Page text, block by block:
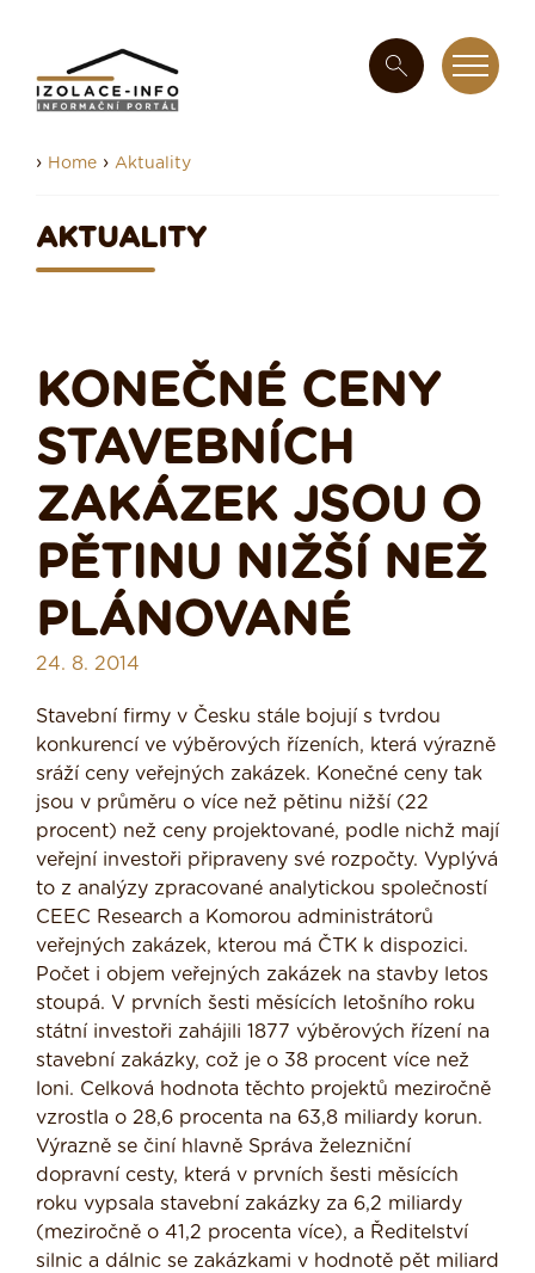
› Home › Aktuality
AKTUALITY
KONEČNÉ CENY
STAVEBNÍCH
ZAKÁZEK JSOU O
PĚTINU NIŽŠÍ NEŽ
PLÁNOVANÉ
24. 8. 2014
Stavební firmy v Česku stále bojují s tvrdou
konkurencí ve výběrových řízeních, která výrazně
sráží ceny veřejných zakázek. Konečné ceny tak
jsou v průměru o více než pětinu nižší (22
procent) než ceny projektované, podle nichž mají
veřejní investoři připraveny své rozpočty. Vyplývá
to z analýzy zpracované analytickou společností
CEEC Research a Komorou administrátorů
veřejných zakázek, kterou má ČTK k dispozici.
Počet i objem veřejných zakázek na stavby letos
stoupá. V prvních šesti měsících letošního roku
státní investoři zahájili 1877 výběrových řízení na
stavební zakázky, což je o 38 procent více než
loni. Celková hodnota těchto projektů meziročně
vzrostla o 28,6 procenta na 63,8 miliardy korun.
Výrazně se činí hlavně Správa železniční
dopravní cesty, která v prvních šesti měsících
roku vypsala stavební zakázky za 6,2 miliardy
(meziročně o 41,2 procenta více), a Ředitelství
silnic a dálnic se zakázkami v hodnotě pět miliard